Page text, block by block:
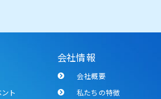
ト
会社情報
会社概要
私たちの特徴